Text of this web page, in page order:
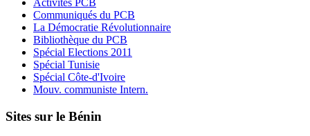
Activités PCB
Communiqués du PCB
La Démocratie Révolutionnaire
Bibliothèque du PCB
Spécial Elections 2011
Spécial Tunisie
Spécial Côte-d'Ivoire
Mouv. communiste Intern.
Sites sur le Bénin